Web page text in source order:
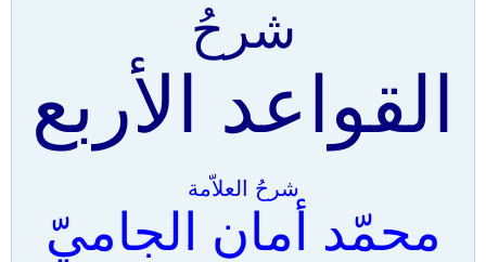
شرحُ
القواعد الأربع
شرحُ العلاّمة
محمّد أمان الجاميّ